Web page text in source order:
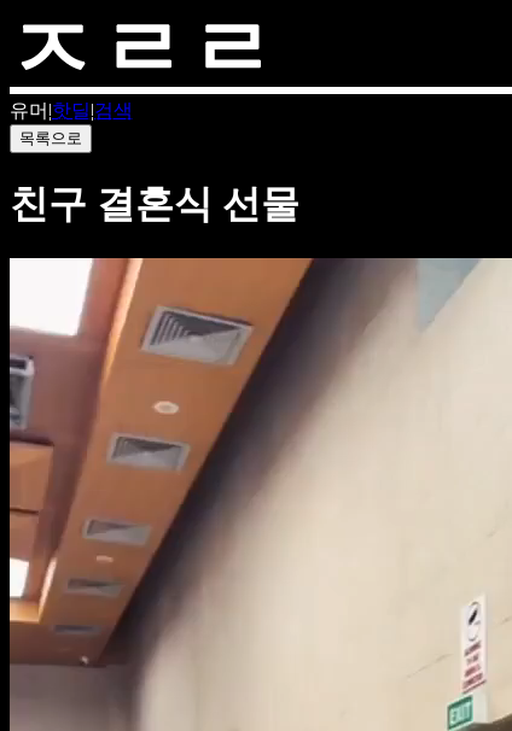
유머 |핫딜|검색
목록으로
친구 결혼식 선물